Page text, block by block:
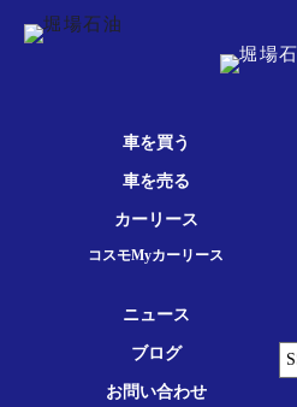
車を買う
車を売る
カーリース
コスモMyカーリース
ニュース
ブログ
お問い合わせ